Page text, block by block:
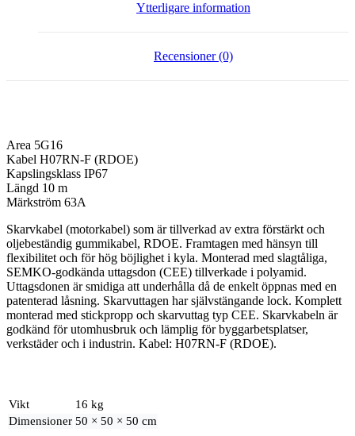
Ytterligare information
Recensioner (0)
Area 5G16
Kabel H07RN-F (RDOE)
Kapslingsklass IP67
Längd 10 m
Märkström 63A
Skarvkabel (motorkabel) som är tillverkad av extra förstärkt och
oljebeständig gummikabel, RDOE. Framtagen med hänsyn till
flexibilitet och för hög böjlighet i kyla. Monterad med slagtåliga,
SEMKO-godkända uttagsdon (CEE) tillverkade i polyamid.
Uttagsdonen är smidiga att underhålla då de enkelt öppnas med en
patenterad låsning. Skarvuttagen har självstängande lock. Komplett
monterad med stickpropp och skarvuttag typ CEE. Skarvkabeln är
godkänd för utomhusbruk och lämplig för byggarbetsplatser,
verkstäder och i industrin. Kabel: H07RN-F (RDOE).
Vikt
16 kg
Dimensioner 50 × 50 × 50 cm